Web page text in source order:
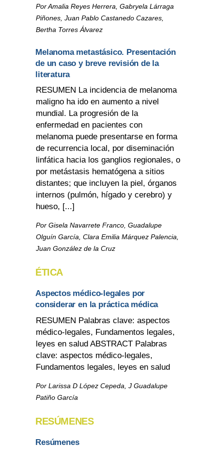
Por Amalia Reyes Herrera, Gabryela Lárraga
Piñones, Juan Pablo Castanedo Cazares,
Bertha Torres Álvarez
Melanoma metastásico. Presentación
de un caso y breve revisión de la
literatura
RESUMEN La incidencia de melanoma
maligno ha ido en aumento a nivel
mundial. La progresión de la
enfermedad en pacientes con
melanoma puede presentarse en forma
de recurrencia local, por diseminación
linfática hacia los ganglios regionales, o
por metástasis hematógena a sitios
distantes; que incluyen la piel, órganos
internos (pulmón, hígado y cerebro) y
hueso, [...]
Por Gisela Navarrete Franco, Guadalupe
Olguín García, Clara Emilia Márquez Palencia,
Juan González de la Cruz
ÉTICA
Aspectos médico-legales por
considerar en la práctica médica
RESUMEN Palabras clave: aspectos
médico-legales, Fundamentos legales,
leyes en salud ABSTRACT Palabras
clave: aspectos médico-legales,
Fundamentos legales, leyes en salud
Por Larissa D López Cepeda, J Guadalupe
Patiño García
RESÚMENES
Resúmenes